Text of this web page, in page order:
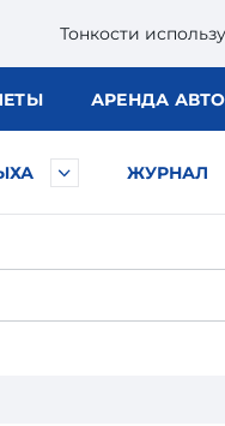
Тонкости
АРЕНДА АВТО
ЖУРНАЛ